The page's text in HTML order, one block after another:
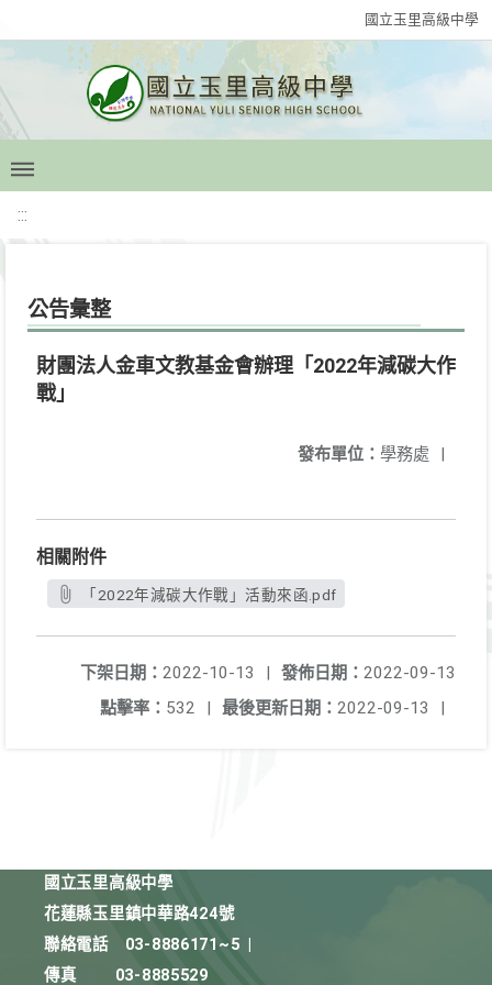
國立玉里高級中學
:::
公告彙整
財團法人金車文教基金會辦理「2022年減碳大作
戰」
發布單位： 學務處 |
相關附件
「2022年減碳大作戰」活動來函.pdf
發佈日期： 2022-09-13
下架日期： 2022-10-13
|
最後更新日期： 2022-09-13 |
點擊率： 532 |
國立玉里高級中學
花蓮縣玉里鎮中華路424號
聯絡電話
03-8886171~5
傳真
03-8885529